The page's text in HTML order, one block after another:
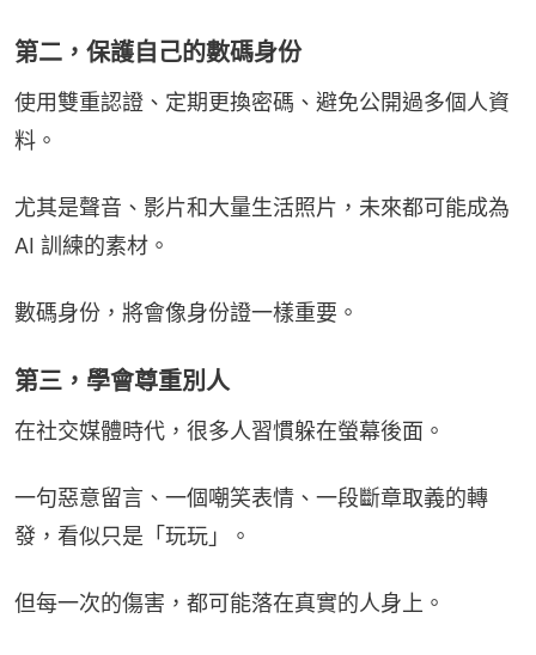
第二，保護自己的數碼身份
使用雙重認證、定期更換密碼、避免公開過多個人資
料。
尤其是聲音、影片和大量生活照片，未來都可能成為
AI 訓練的素材。
數碼身份，將會像身份證一樣重要。
第三，學會尊重別人
在社交媒體時代，很多人習慣躲在螢幕後面。
一句惡意留言、一個嘲笑表情、一段斷章取義的轉
發，看似只是「玩玩」。
但每一次的傷害，都可能落在真實的人身上。